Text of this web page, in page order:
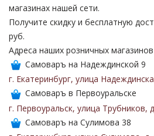
магазинах нашей сети.
Получите скидку и бесплатную
руб.
Адреса наших розничных магазинов
Самоваръ на Надеждинской 9
г. Екатеринбург, улица
Самоваръ в Первоуральске
г. Первоуральск, улица Трубников,
Самоваръ на Сулимова 38